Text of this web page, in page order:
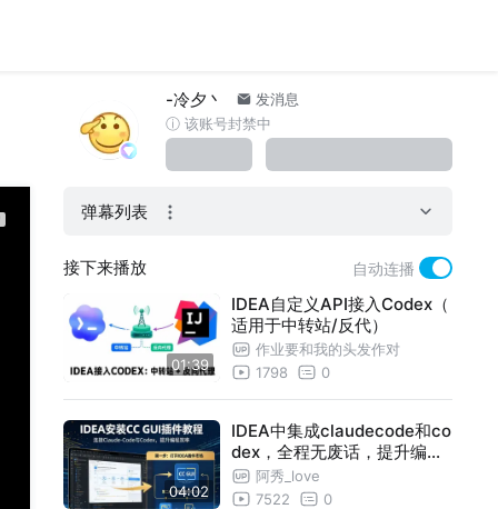
-冷夕丶
发消息
ⓘ 该账号封禁中
弹幕列表
接下来播放 自动连播
01:39
IDEA自定义API接入Codex（
适用于中转站/反代）
作业要和我的头发作对
1798
0
04:02
IDEA中集成claudecode和co
dex，全程无废话，提升编程
效率阿秀_love
7522
0